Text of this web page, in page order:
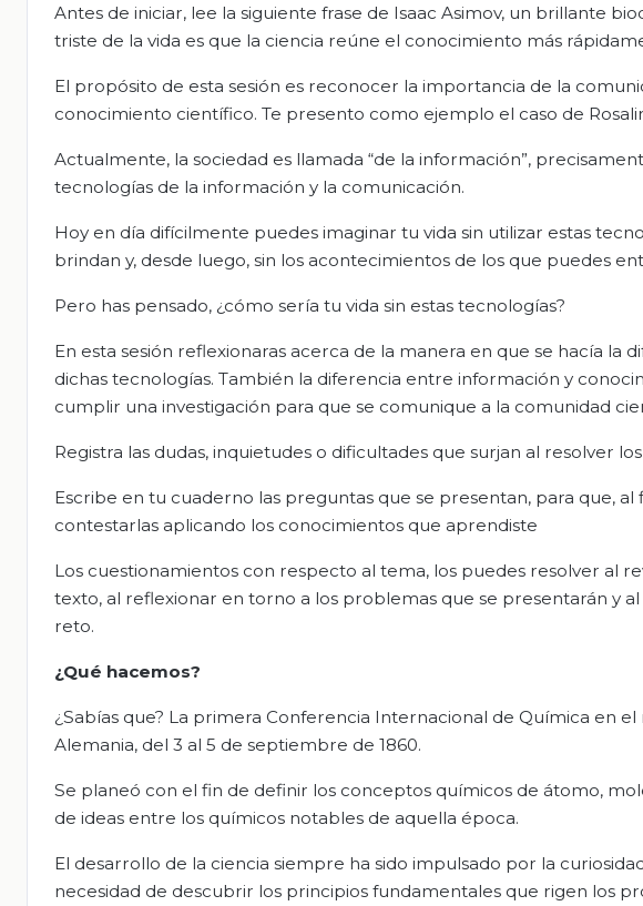
Antes de iniciar, lee la siguiente frase de Isaac Asimov, un brillante
triste de la vida es que la ciencia reúne el conocimiento más
El propósito de esta sesión es reconocer la importancia de la
conocimiento científico. Te presento como ejemplo el caso de
Actualmente, la sociedad es llamada “de la información”,
tecnologías de la información y la comunicación.
Hoy en día difícilmente puedes imaginar tu vida sin utilizar estas
brindan y, desde luego, sin los acontecimientos de los que puedes
Pero has pensado, ¿cómo sería tu vida sin estas tecnologías?
En esta sesión reflexionaras acerca de la manera en que se hacía la
dichas tecnologías. También la diferencia entre información y
cumplir una investigación para que se comunique a la comunidad
Registra las dudas, inquietudes o dificultades que surjan al resolver
Escribe en tu cuaderno las preguntas que se presentan, para que,
contestarlas aplicando los conocimientos que aprendiste
Los cuestionamientos con respecto al tema, los puedes resolver al
texto, al reflexionar en torno a los problemas que se presentarán y
reto.
¿Qué hacemos?
¿Sabías que? La primera Conferencia Internacional de Química en
Alemania, del 3 al 5 de septiembre de 1860.
Se planeó con el fin de definir los conceptos químicos de átomo,
de ideas entre los químicos notables de aquella época.
El desarrollo de la ciencia siempre ha sido impulsado por la
necesidad de descubrir los principios fundamentales que rigen los